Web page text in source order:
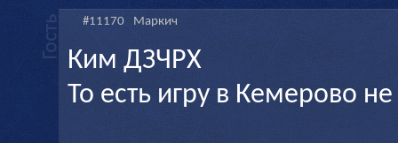
#11170 Маркич
Ким ДЗЧРХ
То есть игру в Кемерово